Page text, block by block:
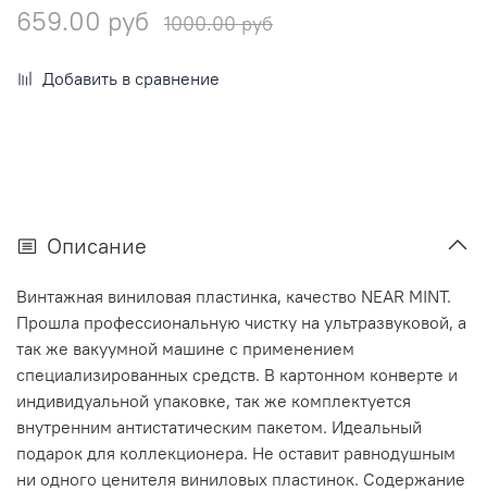
659.00 руб
1000.00 руб
Добавить в сравнение
Описание
Винтажная виниловая пластинка, качество NEAR MINT.
Прошла профессиональную чистку на ультразвуковой, а
так же вакуумной машине с применением
специализированных средств. В картонном конверте и
индивидуальной упаковке, так же комплектуется
внутренним антистатическим пакетом. Идеальный
подарок для коллекционера. Не оставит равнодушным
ни одного ценителя виниловых пластинок. Содержание